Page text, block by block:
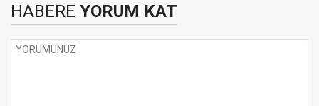
HABERE YORUM KAT